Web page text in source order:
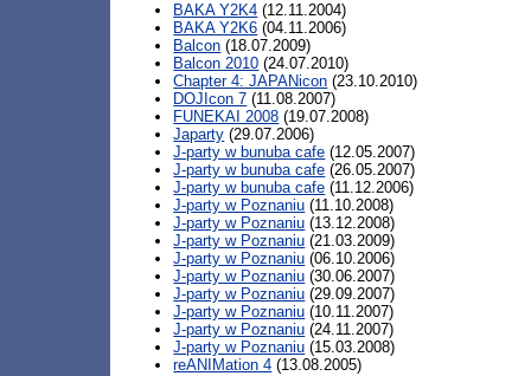
BAKA Y2K4 (12.11.2004)
BAKA Y2K6 (04.11.2006)
Balcon (18.07.2009)
Balcon 2010 (24.07.2010)
Chapter 4: JAPANicon (23.10.2010)
DOJIcon 7 (11.08.2007)
FUNEKAI 2008 (19.07.2008)
Japarty (29.07.2006)
J-party w bunuba cafe (12.05.2007)
J-party w bunuba cafe (26.05.2007)
J-party w bunuba cafe (11.12.2006)
J-party w Poznaniu (11.10.2008)
J-party w Poznaniu (13.12.2008)
J-party w Poznaniu (21.03.2009)
J-party w Poznaniu (06.10.2006)
J-party w Poznaniu (30.06.2007)
J-party w Poznaniu (29.09.2007)
J-party w Poznaniu (10.11.2007)
J-party w Poznaniu (24.11.2007)
J-party w Poznaniu (15.03.2008)
reANIMation 4 (13.08.2005)